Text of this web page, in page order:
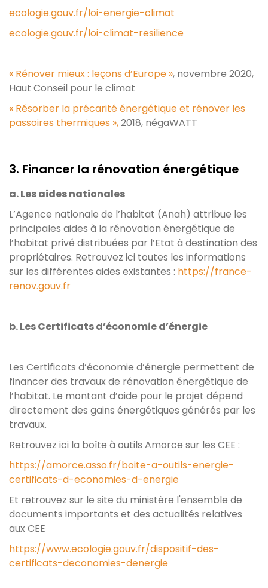
ecologie.gouv.fr/loi-energie-climat
ecologie.gouv.fr/loi-climat-resilience
« Rénover mieux : leçons d’Europe », novembre 2020,
Haut Conseil pour le climat
« Résorber la précarité énergétique et rénover les
passoires thermiques »,2018, négaWATT
3. Financer la rénovation énergétique
a. Les aides nationales
L’Agence nationale de l’habitat (Anah) attribue les
principales aides à la rénovation énergétique de
l’habitat privé distribuées par l’Etat à destination des
propriétaires. Retrouvez ici toutes les informations
sur les différentes aides existantes : https://france-
renov.gouv.fr
b. Les Certificats d’économie d’énergie
Les Certificats d’économie d’énergie permettent de
financer des travaux de rénovation énergétique de
l’habitat. Le montant d’aide pour le projet dépend
directement des gains énergétiques générés par les
travaux.
Retrouvez ici la boîte à outils Amorce sur les CEE :
https://amorce.asso.fr/boite-a-outils-energie-
certificats-d-economies-d-energie
Et retrouvez sur le site du ministère l'ensemble de
documents importants et des actualités relatives
aux CEE
https://www.ecologie.gouv.fr/dispositif-des-
certificats-deconomies-denergie